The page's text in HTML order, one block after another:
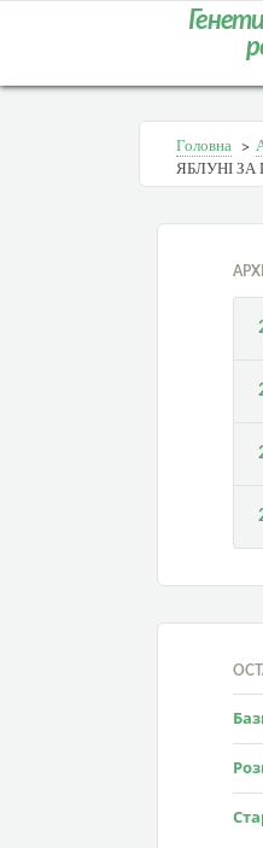
Головна >
ЯБЛУНІ